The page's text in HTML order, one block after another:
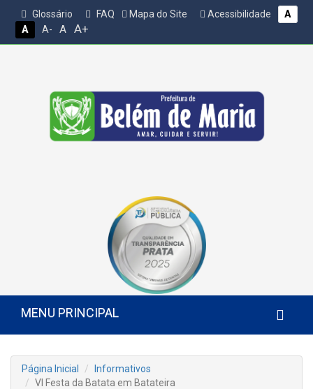
Glossário FAQ Mapa do Site Acessibilidade
A
A
A- A A+
MENU PRINCIPAL
Página Inicial
Informativos
VI Festa da Batata em Batateira